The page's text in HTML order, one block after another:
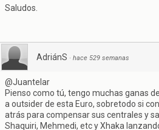
Saludos.
AdriánS · hace 529 semanas
@Juantelar
Pienso como tú, tengo muchas ganas
a outsider de esta Euro, sobretodo si
atrás para compensar sus centrales y
Shaquiri, Mehmedi, etc y Xhaka